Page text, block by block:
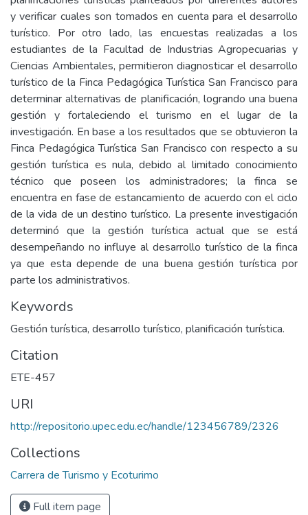
y verificar cuales son tomados en cuenta para el desarrollo
turístico. Por otro lado, las encuestas realizadas a los
estudiantes de la Facultad de Industrias Agropecuarias y
Ciencias Ambientales, permitieron diagnosticar el desarrollo
turístico de la Finca Pedagógica Turística San Francisco para
determinar alternativas de planificación, logrando una buena
gestión y fortaleciendo el turismo en el lugar de la
investigación. En base a los resultados que se obtuvieron la
Finca Pedagógica Turística San Francisco con respecto a su
gestión turística es nula, debido al limitado conocimiento
técnico que poseen los administradores; la finca se
encuentra en fase de estancamiento de acuerdo con el ciclo
de la vida de un destino turístico. La presente investigación
determinó que la gestión turística actual que se está
desempeñando no influye al desarrollo turístico de la finca
ya que esta depende de una buena gestión turística por
parte los administrativos.
Keywords
Gestión turística, desarrollo turístico, planificación turística.
Citation
ETE-457
URI
http://repositorio.upec.edu.ec/handle/123456789/2326
Collections
Carrera de Turismo y Ecoturimo
Full item page